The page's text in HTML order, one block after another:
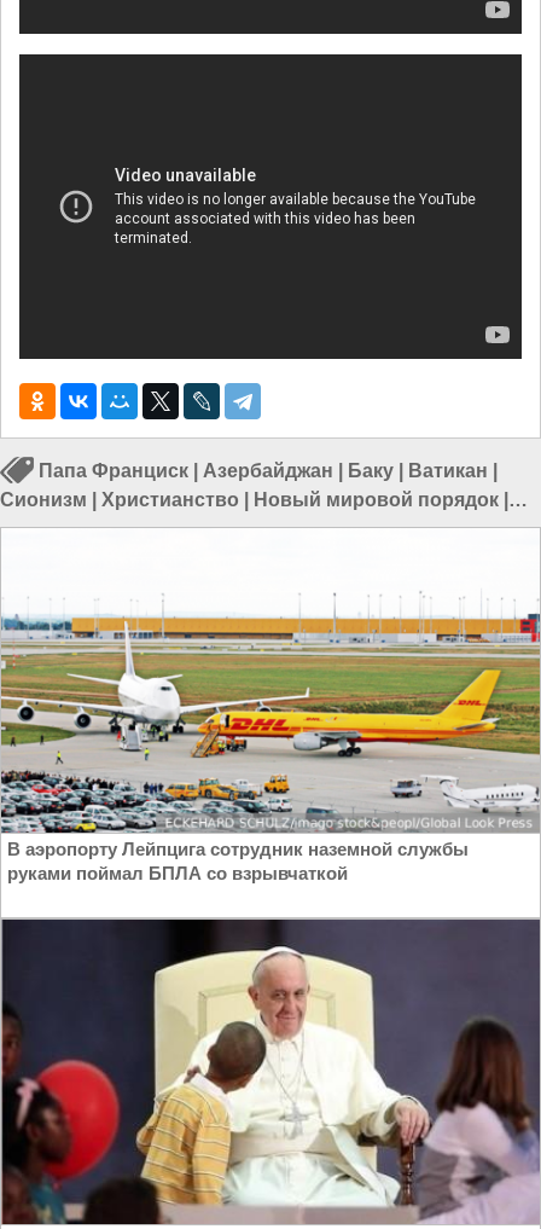
Папа Франциск Азербайджан Баку Ватикан
Сионизм
Христианство Новый мировой порядок
Политика в Азии
В аэропорту Лейпцига сотрудник наземной службы
руками поймал БПЛА со взрывчаткой